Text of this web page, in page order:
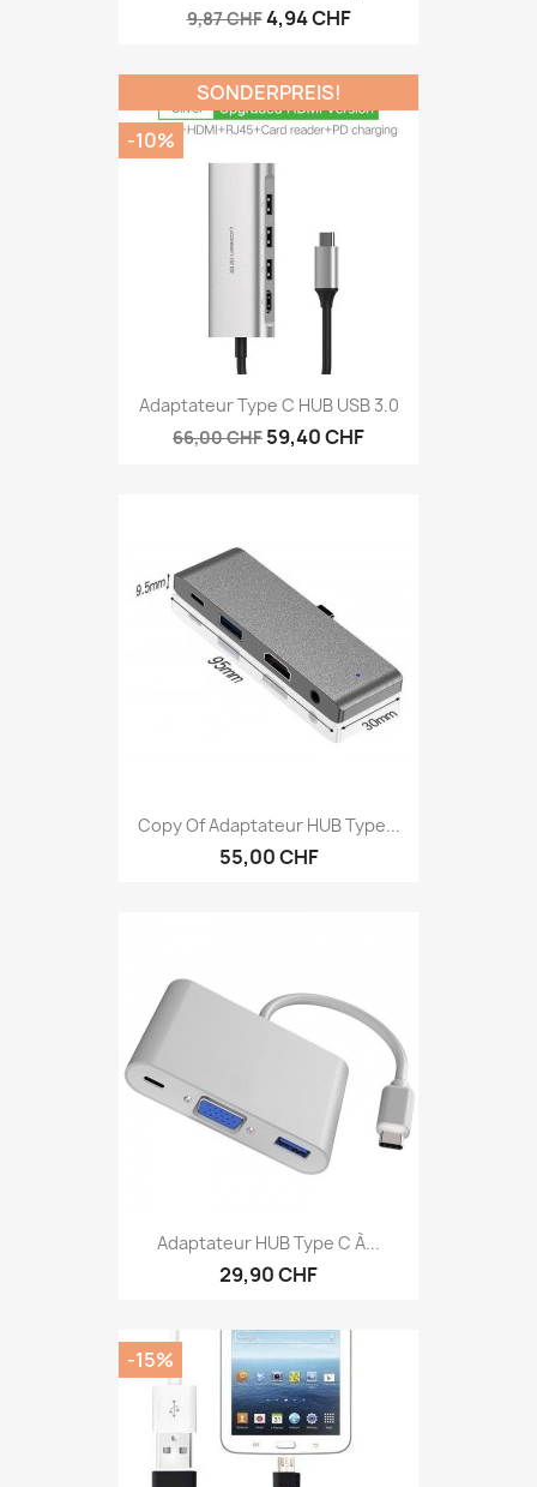
9,87 CHF4,94 CHF
Adaptateur Type C HUB USB 3.0
66,00 CHF 59,40 CHF
SONDERPREIS!
-10%
Copy Of Adaptateur HUB Type...
55,00 CHF
Adaptateur HUB Type C À...
29,90 CHF
-15%